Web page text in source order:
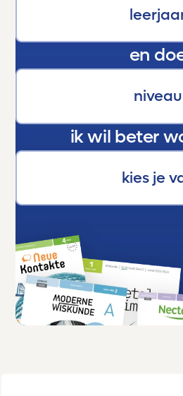
kracht die hen helpt
En als trotse ouder kan ik
en
ik wil beter